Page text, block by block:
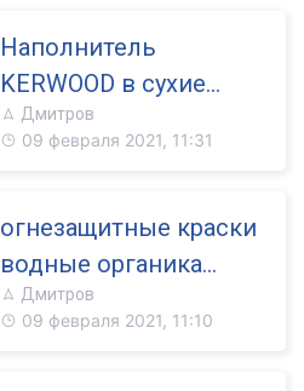
металлич. конструкци
Наполнитель
KERWOOD в сухие
строительные смеси
Дмитров
09 февраля 2021, 11:31
огнезащитные краски
водные органика
конструктив под заказ
Дмитров
09 февраля 2021, 11:10